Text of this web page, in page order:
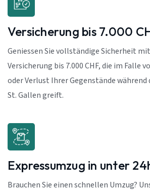
Versicherung bis 7.000
Geniessen Sie vollständige Sicherheit
Versicherung bis 7.000 CHF, die im Falle
oder Verlust Ihrer Gegenstände während
St. Gallen greift.
Expressumzug in unter
Brauchen Sie einen schnellen Umzug?